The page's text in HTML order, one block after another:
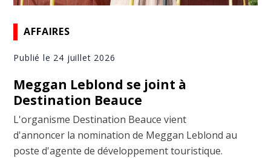
AFFAIRES
Publié le 24 juillet 2026
Meggan Leblond se joint à
Destination Beauce
L'organisme Destination Beauce vient
d'annoncer la nomination de Meggan Leblond au
poste d'agente de développement touristique.